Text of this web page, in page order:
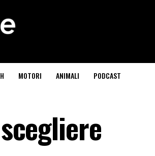
MOTORI ANIMALI PODCAST